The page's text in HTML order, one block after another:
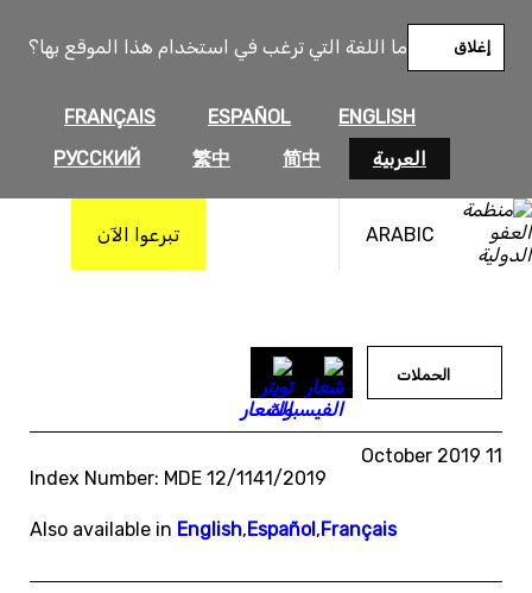
ما اللغة التي ترغب في استخدام هذا الموقع بها؟
ENGLISH
ESPAÑOL
FRANÇAIS
العربية
简中
繁中
РУССКИЙ
إغلاق
ARABIC تبرعوا الآن
المحتوى
الحملات
11 October 2019
Index Number: MDE 12/1141/2019
Also available in English,Español,Français